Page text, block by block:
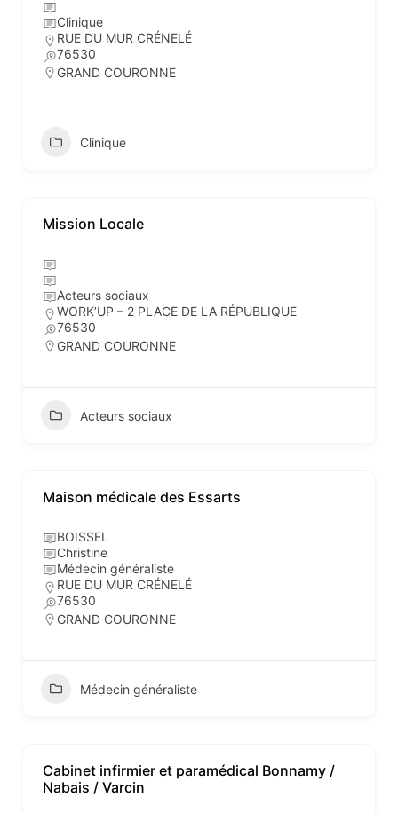
Clinique
RUE DU MUR CRÉNELÉ
76530
GRAND COURONNE
Clinique
Mission Locale
Acteurs sociaux
WORK’UP – 2 PLACE DE LA RÉPUBLIQUE
76530
GRAND COURONNE
Acteurs sociaux
Maison médicale des Essarts
BOISSEL
Christine
Médecin généraliste
RUE DU MUR CRÉNELÉ
76530
GRAND COURONNE
Médecin généraliste
Cabinet infirmier et paramédical Bonnamy /
Nabais / Varcin